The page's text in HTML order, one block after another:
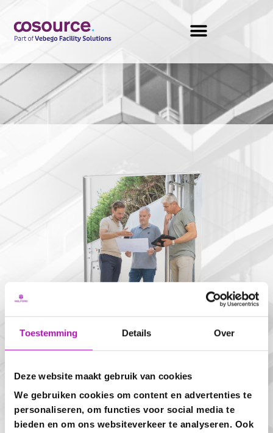
Toestemming Details Over
Deze website maakt gebruik van cookies
We gebruiken cookies om content en advertenties te
personaliseren, om functies voor social media te
bieden en om ons websiteverkeer te analyseren. Ook
Download hier onze
brochure!